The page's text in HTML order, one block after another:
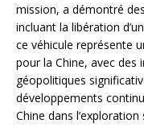
mission, a démontré
incluant la libération
ce véhicule représente
pour la Chine, avec
géopolitiques
développements
Chine dans l’exploration